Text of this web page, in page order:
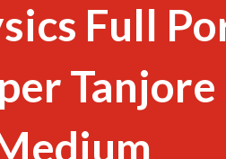
Full